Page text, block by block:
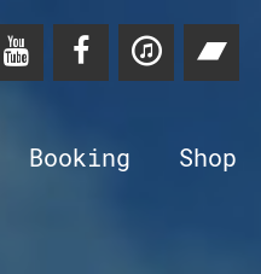
Booking Shop